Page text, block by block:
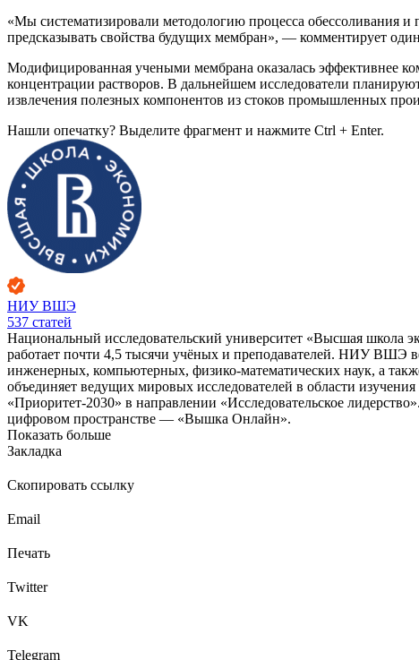
«Мы систематизировали методологию процесса обессоливания
предсказывать свойства будущих мембран», — комментирует
Модифицированная учеными мембрана оказалась эффективнее
концентрации растворов. В дальнейшем исследователи
извлечения полезных компонентов из стоков промышленных
Нашли опечатку? Выделите фрагмент и нажмите Ctrl + Enter.
НИУ ВШЭ
537 статей
Национальный исследовательский университет «Высшая школа
работает почти 4,5 тысячи учёных и преподавателей. НИУ ВШЭ
инженерных, компьютерных, физико-математических наук, а
объединяет ведущих мировых исследователей в области
«Приоритет-2030» в направлении «Исследовательское
цифровом пространстве — «Вышка Онлайн».
Показать больше
Закладка
Скопировать ссылку
Email
Печать
Twitter
VK
Telegram